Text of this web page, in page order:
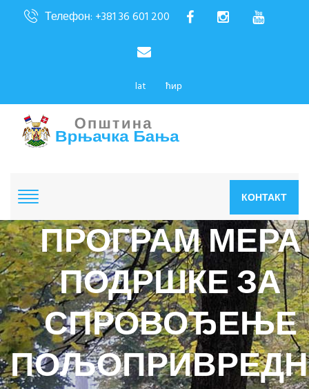
Телефон: +381 36 601 200
lat ћир
КОНТАКТ
ПРОГРАМ МЕРА
ПОДРШКЕ ЗА
СПРОВОЂЕЊЕ